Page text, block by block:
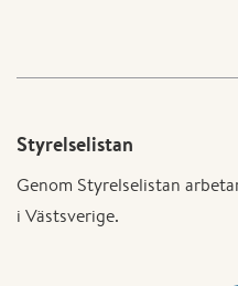
Styrelselistan
Genom Styrelselistan
i Västsverige.